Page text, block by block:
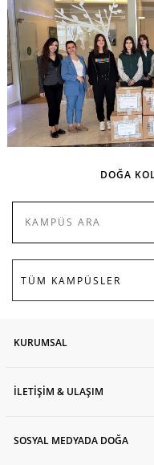
DOĞA
KURUMSAL
İLETİŞİM & ULAŞIM
SOSYAL MEDYADA DOĞA